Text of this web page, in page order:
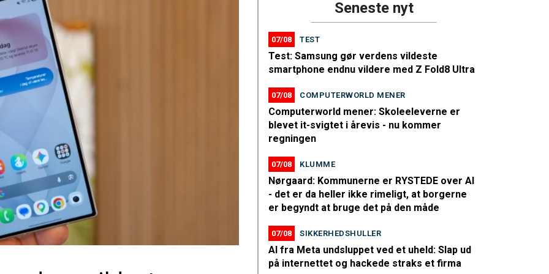
Seneste nyt
07/08 TEST
Test: Samsung gør verdens vildeste
smartphone endnu vildere med Z Fold8 Ultra
07/08 COMPUTERWORLD MENER
Computerworld mener: Skoleeleverne er
blevet it-svigtet i årevis - nu kommer
regningen
07/08 KLUMME
Nørgaard: Kommunerne er RYSTEDE over AI
- det er da heller ikke rimeligt, at borgerne
er begyndt at bruge det på den måde
07/08 SIKKERHEDSHULLER
AI fra Meta undsluppet ved et uheld: Slap ud
på internettet og hackede straks et firma